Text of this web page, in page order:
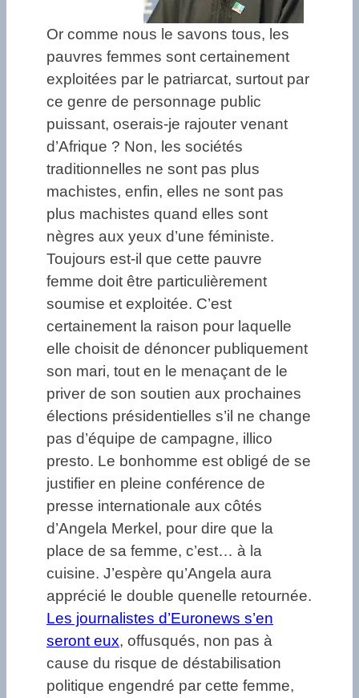
Or comme nous le savons tous, les
pauvres femmes sont certainement
exploitées par le patriarcat, surtout par
ce genre de personnage public
puissant, oserais-je rajouter venant
d’Afrique ? Non, les sociétés
traditionnelles ne sont pas plus
machistes, enfin, elles ne sont pas
plus machistes quand elles sont
nègres aux yeux d’une féministe.
Toujours est-il que cette pauvre
femme doit être particulièrement
soumise et exploitée. C’est
certainement la raison pour laquelle
elle choisit de dénoncer publiquement
son mari, tout en le menaçant de le
priver de son soutien aux prochaines
élections présidentielles s’il ne change
pas d’équipe de campagne, illico
presto. Le bonhomme est obligé de se
justifier en pleine conférence de
presse internationale aux côtés
d’Angela Merkel, pour dire que la
place de sa femme, c’est… à la
cuisine. J’espère qu’Angela aura
apprécié le double quenelle retournée.
Les journalistes d’Euronews s’en
seront eux, offusqués, non pas à
cause du risque de déstabilisation
politique engendré par cette femme,